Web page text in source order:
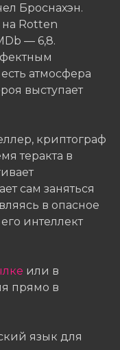
Броснахэн.
Rotten
— 6,8.
атмосфера
выступает
криптограф
теракта в
сам заняться
в опасное
интеллект
или в
прямо в
язык для